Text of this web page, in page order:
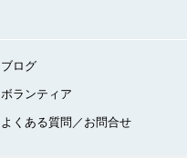
ブログ
ボランティア
よくある質問／お問合せ